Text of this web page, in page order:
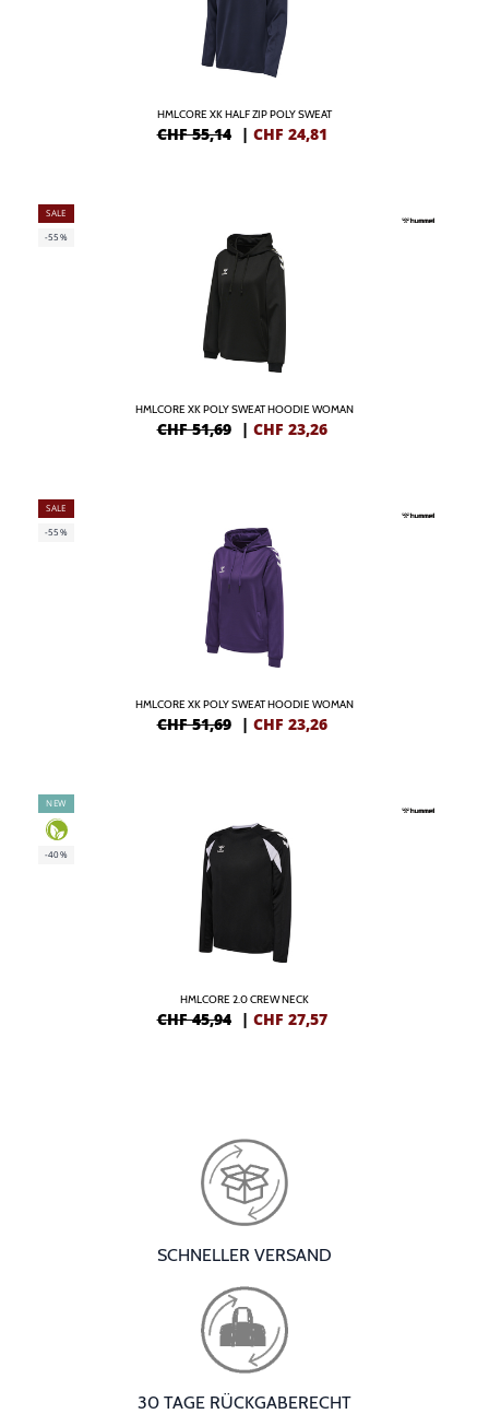
HMLCORE XK HALF ZIP POLY SWEAT
CHF 55,14 | CHF 24,81
SALE
-55%
HMLCORE XK POLY SWEAT HOODIE WOMAN
CHF 51,69 | CHF 23,26
SALE
-55%
HMLCORE XK POLY SWEAT HOODIE WOMAN
CHF 51,69 | CHF 23,26
NEW
-40%
HMLCORE 2.0 CREW NECK
CHF 45,94 | CHF 27,57
SCHNELLER VERSAND
30 TAGE RÜCKGABERECHT